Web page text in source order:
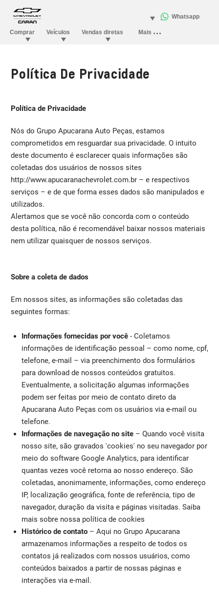
Política De Privacidade
Política de Privacidade
Nós do Grupo Apucarana Auto Peças, estamos
comprometidos em resguardar sua privacidade. O intuito
deste documento é esclarecer quais informações são
coletadas dos usuários de nossos sites
http://www.apucaranachevrolet.com.br – e respectivos
serviços – e de que forma esses dados são manipulados e
utilizados.
Alertamos que se você não concorda com o conteúdo
desta política, não é recomendável baixar nossos materiais
nem utilizar quaisquer de nossos serviços.
Sobre a coleta de dados
Em nossos sites, as informações são coletadas das
seguintes formas:
Informações fornecidas por você - Coletamos
informações de identificação pessoal – como nome, cpf,
telefone, e-mail – via preenchimento dos formulários
para download de nossos conteúdos gratuitos.
Eventualmente, a solicitação algumas informações
podem ser feitas por meio de contato direto da
Apucarana Auto Peças com os usuários via e-mail ou
telefone.
Informações de navegação no site – Quando você visita
nosso site, são gravados 'cookies' no seu navegador por
meio do software Google Analytics, para identificar
quantas vezes você retorna ao nosso endereço. São
coletadas, anonimamente, informações, como endereço
IP, localização geográfica, fonte de referência, tipo de
navegador, duração da visita e páginas visitadas. Saiba
mais sobre nossa política de cookies
Histórico de contato – Aqui no Grupo Apucarana
armazenamos informações a respeito de todos os
contatos já realizados com nossos usuários, como
conteúdos baixados a partir de nossas páginas e
interações via e-mail.